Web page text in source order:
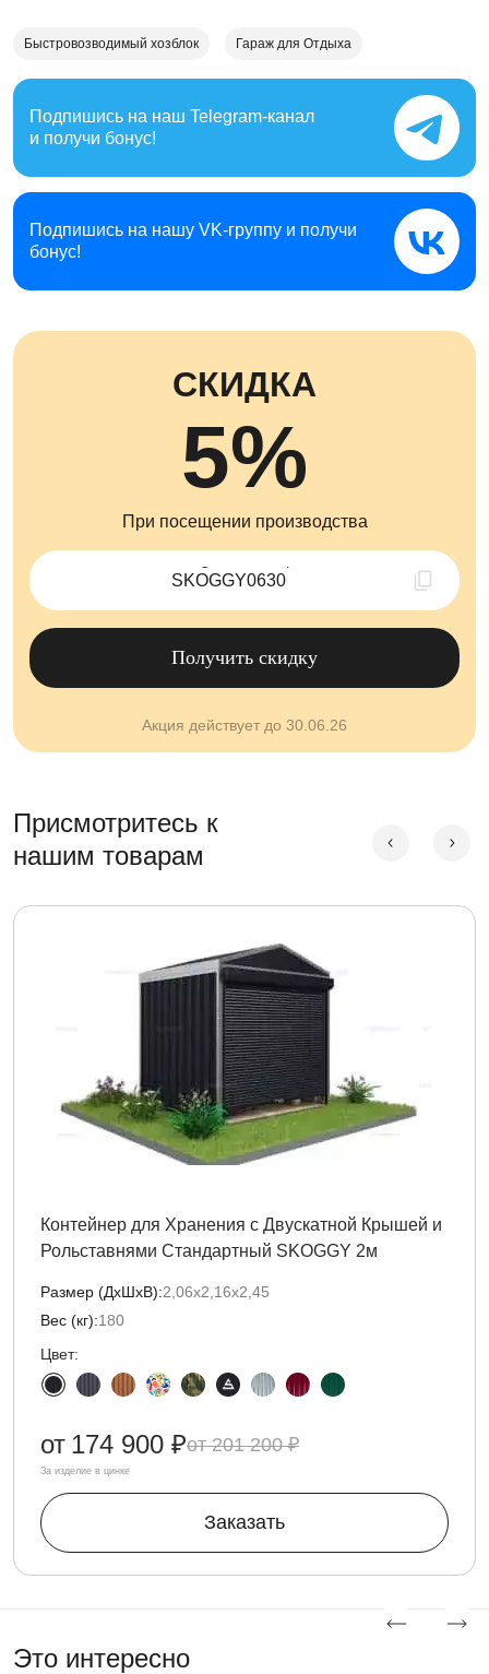
Быстровозводимый хозблок Гараж для Отдыха
Подпишись на наш Telegram-канал
и получи бонус!
Подпишись на нашу VK-группу и получи
бонус!
СКИДКА
5%
При посещении производства
Скопировано !
Получить скидку
Акция действует до 30.06.26
Присмотритесь к
нашим товарам
Контейнер для Хранения с Двускатной Крышей и
Рольставнями Стандартный SKOGGY 2м
Размер (ДxШxВ):2,06х2,16х2,45
Вес (кг):180
Цвет:
201 200 ₽
от 174 900 ₽
За изделие в цинке
Заказать
Это интересно